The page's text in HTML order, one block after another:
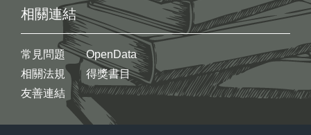
相關連結
常見問題
相關法規
友善連結
OpenData
得獎書目